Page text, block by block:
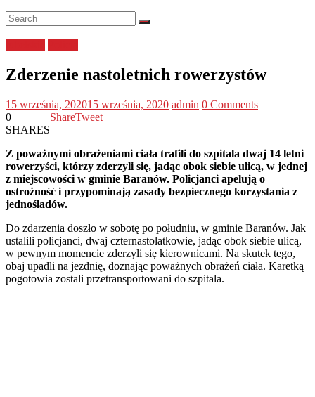
Zderzenie nastoletnich rowerzystów
15 września, 202015 września, 2020 admin 0 Comments
0
SHARES
ShareTweet
Z poważnymi obrażeniami ciała trafili do szpitala dwaj 14 letni
rowerzyści, którzy zderzyli się, jadąc obok siebie ulicą, w jednej
z miejscowości w gminie Baranów. Policjanci apelują o
ostrożność i przypominają zasady bezpiecznego korzystania z
jednośladów.
Do zdarzenia doszło w sobotę po południu, w gminie Baranów. Jak
ustalili policjanci, dwaj czternastolatkowie, jadąc obok siebie ulicą,
w pewnym momencie zderzyli się kierownicami. Na skutek tego,
obaj upadli na jezdnię, doznając poważnych obrażeń ciała. Karetką
pogotowia zostali przetransportowani do szpitala.